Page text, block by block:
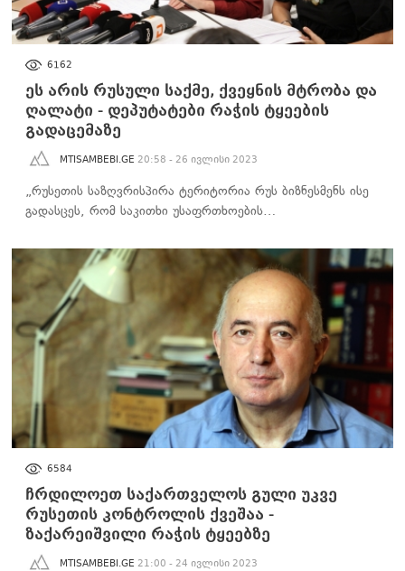
6162
ეს არის რუსული საქმე, ქვეყნის მტრობა და
ღალატი - დეპუტატები რაჭის ტყეების
გადაცემაზე
MTISAMBEBI.GE 20:58 - 26 ივლისი 2023
„რუსეთის საზღვრისპირა ტერიტორია რუს ბიზნესმენს ისე
გადასცეს, რომ საკითხი უსაფრთხოების…
6584
ჩრდილოეთ საქართველოს გული უკვე
რუსეთის კონტროლის ქვეშაა -
ზაქარეიშვილი რაჭის ტყეებზე
MTISAMBEBI.GE 21:00 - 24 ივლისი 2023